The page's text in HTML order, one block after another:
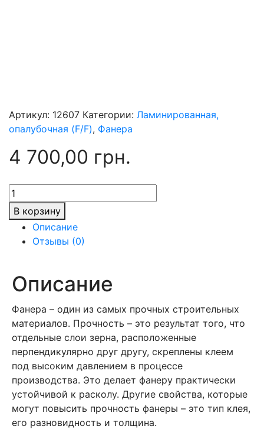
Артикул: 12607 Категории: Ламинированная,
опалубочная (F/F), Фанера
4 700,00 грн.
Количество
товара
Фанера
21х1250х2500
black
В корзину
Описание
Отзывы (0)
Описание
Фанера – один из самых прочных строительных
материалов. Прочность – это результат того, что
отдельные слои зерна, расположенные
перпендикулярно друг другу, скреплены клеем
под высоким давлением в процессе
производства. Это делает фанеру практически
устойчивой к расколу. Другие свойства, которые
могут повысить прочность фанеры – это тип клея,
его разновидность и толщина.